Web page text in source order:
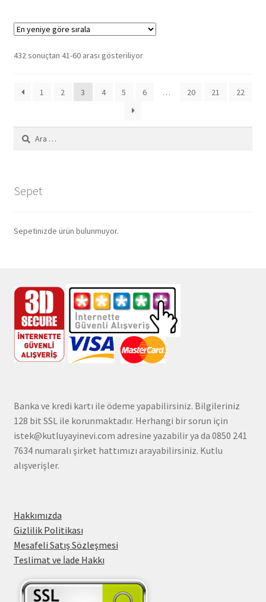
432 sonuçtan 41-60 arası gösteriliyorEn
sıralandı
1 2 3 4 5 6 … 20 21 22
Arama:
Sepet
Sepetinizde ürün bulunmuyor.
Banka ve kredi kartı ile ödeme yapabilirsiniz. Bilgileriniz
128 bit SSL ile korunmaktadır. Herhangi bir sorun için
istek@kutluyayinevi.com adresine yazabilir ya da 0850 241
7634 numaralı şirket hattımızı arayabilirsiniz. Kutlu
alışverişler.
Hakkımızda
Gizlilik Politikası
Mesafeli Satış Sözleşmesi
Teslimat ve İade Hakkı